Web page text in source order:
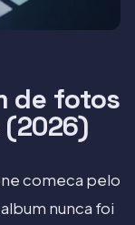
de fotos
comeca pelo
nunca foi